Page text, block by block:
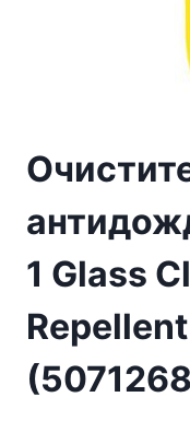
1 Glass